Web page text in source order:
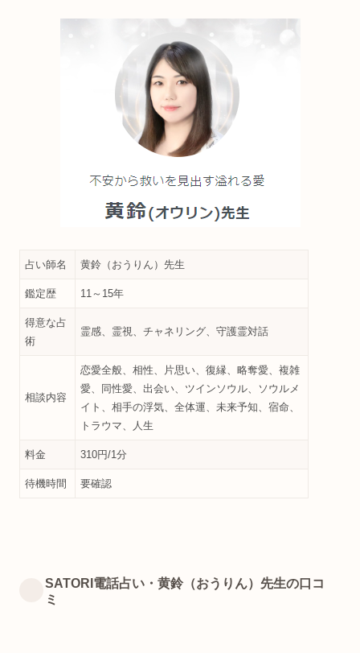
占い師名 黄鈴（おうりん）先生
鑑定歴 11～15年
得意な占
術
霊感、霊視、チャネリング、守護霊対話
相談内容
恋愛全般、相性、片思い、復縁、略奪愛、複雑
愛、同性愛、出会い、ツインソウル、ソウルメ
イト、相手の浮気、全体運、未来予知、宿命、
トラウマ、人生
料金 310円/1分
待機時間 要確認
SATORI電話占い・黄鈴（おうりん）先生の口コ
ミ